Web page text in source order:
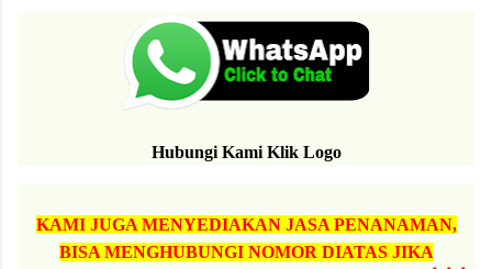
Hubungi Kami Klik Logo
KAMI JUGA MENYEDIAKAN JASA PENANAMAN,
BISA MENGHUBUNGI NOMOR DIATAS JIKA